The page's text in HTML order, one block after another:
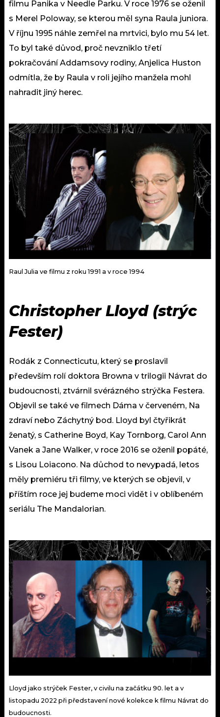
filmu Panika v Needle Parku. V roce 1976 se oženil
s Merel Poloway, se kterou měl syna Raula juniora.
V říjnu 1995 náhle zemřel na mrtvici, bylo mu 54 let.
To byl také důvod, proč nevzniklo třetí
pokračování Addamsovy rodiny, Anjelica Huston
odmítla, že by Raula v roli jejího manžela mohl
nahradit jiný herec.
Raul Julia ve filmu z roku 1991 a v roce 1994
Christopher Lloyd (strýc
Fester)
Rodák z Connecticutu, který se proslavil
především rolí doktora Browna v trilogii Návrat do
budoucnosti, ztvárnil svérázného strýčka Festera.
Objevil se také ve filmech Dáma v červeném, Na
zdraví nebo Záchytný bod. Lloyd byl čtyřikrát
ženatý, s Catherine Boyd, Kay Tornborg, Carol Ann
Vanek a Jane Walker, v roce 2016 se oženil popáté,
s Lisou Loiacono. Na důchod to nevypadá, letos
měly premiéru tři filmy, ve kterých se objevil, v
příštím roce jej budeme moci vidět i v oblíbeném
seriálu The Mandalorian.
Lloyd jako strýček Fester, v civilu na začátku 90. let a v
listopadu 2022 při představení nové kolekce k filmu Návrat do
budoucnosti.